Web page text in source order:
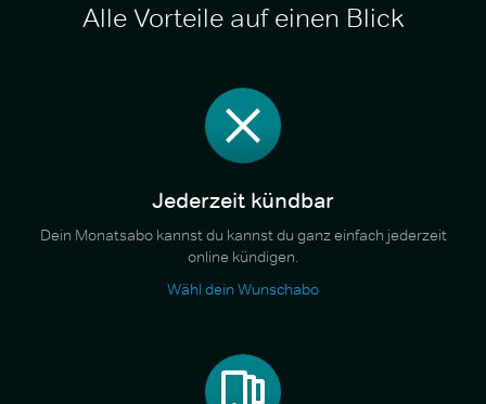
Alle Vorteile auf einen Blick
Jederzeit kündbar
Dein Monatsabo kannst du kannst du ganz einfach jederzeit
online kündigen.
Wähl dein Wunschabo